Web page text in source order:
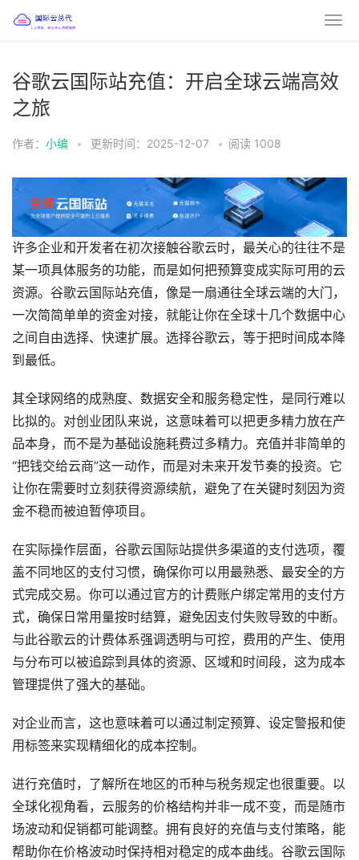
谷歌云国际站充值：开启全球云端高效
之旅
作者： 小编 • 更新时间：2025-12-07 • 阅读 1008
许多企业和开发者在初次接触谷歌云时，最关心的往往不是
某一项具体服务的功能，而是如何把预算变成实际可用的云
资源。谷歌云国际站充值，像是一扇通往全球云端的大门，
一次简简单单的资金对接，就能让你在全球十几个数据中心
之间自由选择、快速扩展。选择谷歌云，等于把时间成本降
到最低。
其全球网络的成熟度、数据安全和服务稳定性，是同行难以
比拟的。对创业团队来说，这意味着可以把更多精力放在产
品本身，而不是为基础设施耗费过多精力。充值并非简单的
“把钱交给云商”这一动作，而是对未来开发节奏的投资。它
让你在需要时立刻获得资源续航，避免了在关键时刻因为资
金不稳而被迫暂停项目。
在实际操作层面，谷歌云国际站提供多渠道的支付选项，覆
盖不同地区的支付习惯，确保你可以用最熟悉、最安全的方
式完成交易。你可以通过官方的计费账户绑定常用的支付方
式，确保日常用量按时结算，避免因支付失败导致的中断。
与此谷歌云的计费体系强调透明与可控，费用的产生、使用
与分布可以被追踪到具体的资源、区域和时间段，这为成本
管理提供了强大的基础。
对企业而言，这也意味着可以通过制定预算、设定警报和使
用标签来实现精细化的成本控制。
进行充值时，了解所在地区的币种与税务规定也很重要。以
全球化视角看，云服务的价格结构并非一成不变，而是随市
场波动和促销都可能调整。拥有良好的充值与支付策略，能
帮助你在价格波动时保持相对稳定的成本曲线。谷歌云国际